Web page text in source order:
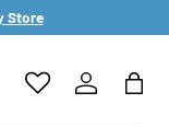
Store
Se